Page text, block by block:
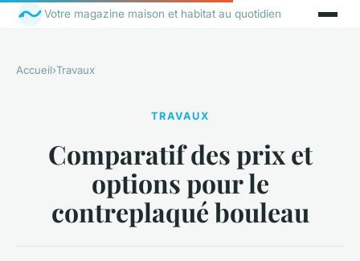
Votre magazine maison et habitat au quotidien
Accueil›Travaux
TRAVAUX
Comparatif des prix et
options pour le
contreplaqué bouleau